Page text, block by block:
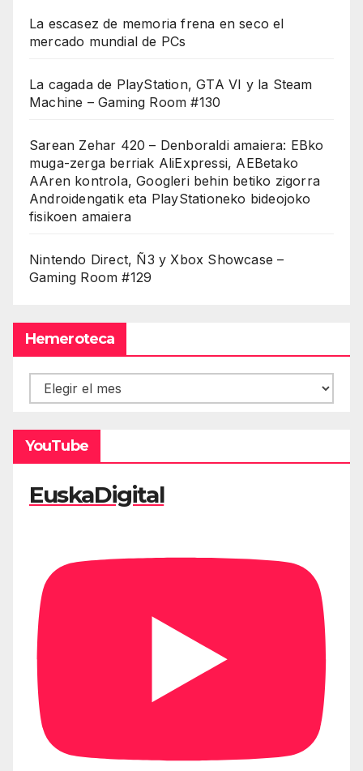
La escasez de memoria frena en seco el
mercado mundial de PCs
La cagada de PlayStation, GTA VI y la Steam
Machine – Gaming Room #130
Sarean Zehar 420 – Denboraldi amaiera: EBko
muga-zerga berriak AliExpressi, AEBetako
AAren kontrola, Googleri behin betiko zigorra
Androidengatik eta PlayStationeko bideojoko
fisikoen amaiera
Nintendo Direct, Ñ3 y Xbox Showcase –
Gaming Room #129
Hemeroteca
Hemeroteca
YouTube
EuskaDigital